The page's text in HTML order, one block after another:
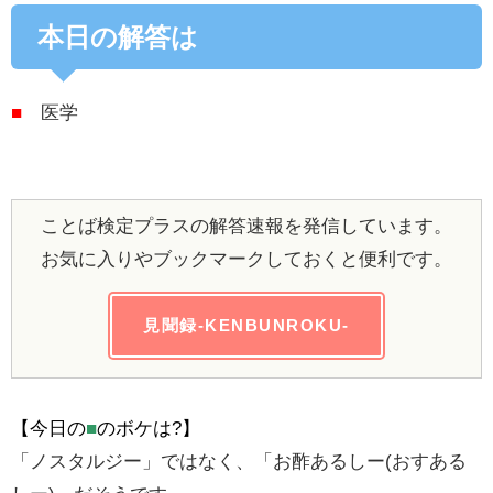
本日の解答は
■ 医学
ことば検定プラスの解答速報を発信しています。
お気に入りやブックマークしておくと便利です。
見聞録-KENBUNROKU-
【今日の■のボケは?】
「ノスタルジー」ではなく、「お酢あるしー(おすある